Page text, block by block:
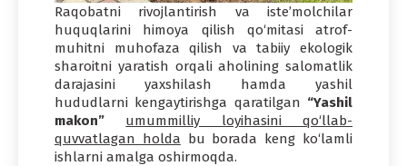
Raqobatni rivojlantirish va iste’molchilar
huquqlarini himoya qilish qo‘mitasi atrof-
muhitni muhofaza qilish va tabiiy ekologik
sharoitni yaratish orqali aholining salomatlik
darajasini yaxshilash hamda yashil
hududlarni kengaytirishga qaratilgan “Yashil
makon”
umummilliy loyihasini qo‘llab-
quvvatlagan holda bu borada keng ko‘lamli
ishlarni amalga oshirmoqda.